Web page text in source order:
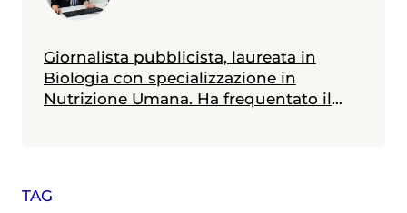
TAG
Giornalista pubblicista, laureata in
Biologia con specializzazione in
Nutrizione Umana. Ha frequentato il
Sera. Scrive di medicina e salute,